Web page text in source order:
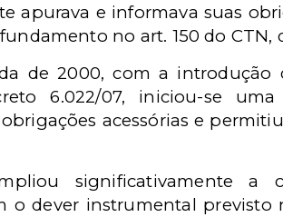
apurava e informava suas
no art. 150 do
de 2000, com a
6.022/07, iniciou-se
acessórias e
significativamente a
o dever instrumental previsto